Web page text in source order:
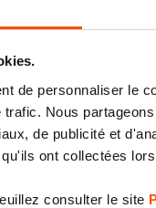
de personnaliser le
Nous
de publicité et
ont collectées
consulter le site